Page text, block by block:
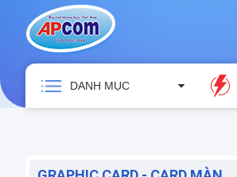
DANH MỤC